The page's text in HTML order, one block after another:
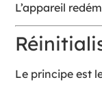
L’appareil
Le principe est